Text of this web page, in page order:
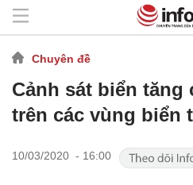
Chuyên đề
Cảnh sát biển
trên các vùng biển
10/03/2020 - 16:00